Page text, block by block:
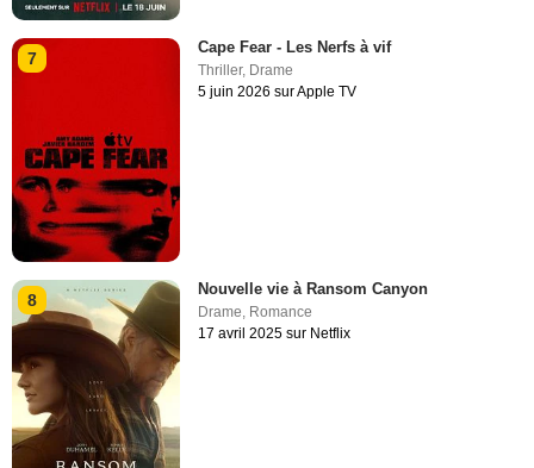
7
Cape Fear - Les Nerfs à vif
Thriller, Drame
5 juin 2026 sur Apple TV
8
Nouvelle vie à Ransom Canyon
Drame, Romance
17 avril 2025 sur Netflix